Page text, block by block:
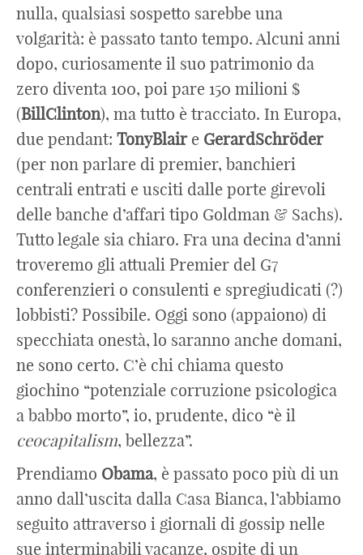
nulla, qualsiasi sospetto sarebbe una
volgarità: è passato tanto tempo. Alcuni anni
dopo, curiosamente il suo patrimonio da
zero diventa 100, poi pare 150 milioni $
(BillClinton), ma tutto è tracciato. In Europa,
due pendant: TonyBlaire GerardSchröder
(per non parlare di premier, banchieri
centrali entrati e usciti dalle porte girevoli
delle banche d’affari tipo Goldman & Sachs).
Tutto legale sia chiaro. Fra una decina d’anni
troveremo gli attuali Premier del G7
conferenzieri o consulenti e spregiudicati (?)
lobbisti? Possibile. Oggi sono (appaiono) di
specchiata onestà, lo saranno anche domani,
ne sono certo. C’è chi chiama questo
giochino “potenziale corruzione psicologica
a babbo morto”, io, prudente, dico “è il
ceocapitalism, bellezza”.
Prendiamo Obama, è passato poco più di un
anno dall’uscita dalla Casa Bianca, l’abbiamo
seguito attraverso i giornali di gossip nelle
sue interminabili vacanze, ospite di un